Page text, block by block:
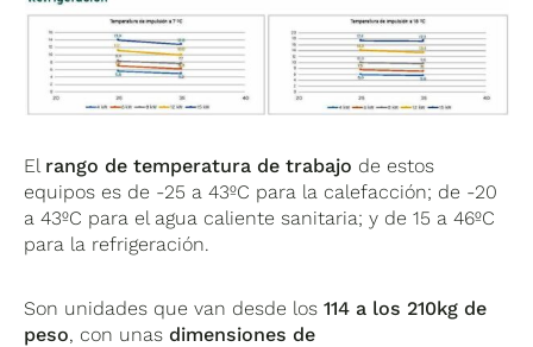
El rango de temperatura de trabajo de estos
equipos es de -25 a 43ºC para la calefacción; de -20
a 43ºC para el agua caliente sanitaria; y de 15 a 46ºC
para la refrigeración.
Son unidades que van desde los114 a los 210kg de
peso, con unas dimensiones de